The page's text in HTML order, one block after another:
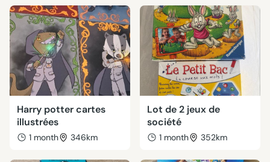
Harry potter cartes
illustrées
1 month 346km
Lot de 2 jeux de
société
1 month 352km